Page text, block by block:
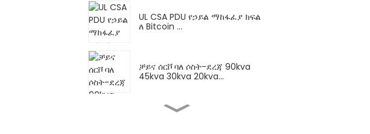
UL CSA PDU የኃይል ማከፋፈያ ክፍል
ለ Bitcoin ...
ቻይና ሰርቮ ባለ ሶስት-ደረጃ 90kva
45kva 30kva 20kva...